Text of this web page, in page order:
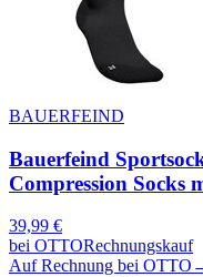
BAUERFEIND
Bauerfeind
Compression Socks
39,99 €
bei OTTORechnungskauf
Auf Rechnung bei OTTO